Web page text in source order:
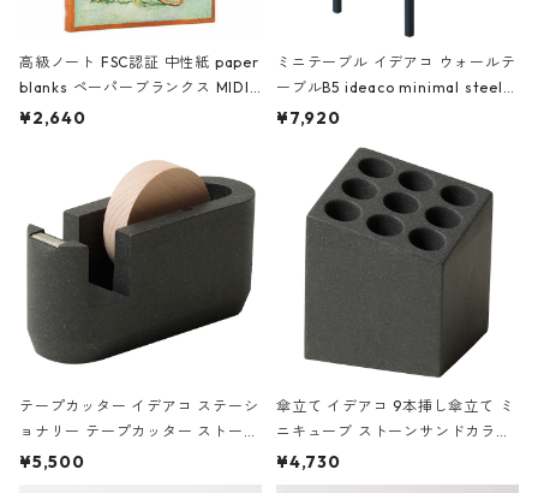
高級ノート FSC認証 中性紙 paper
blanks ペーパーブランクス MIDI
ハードカバー 罫線 ヴァン・ゴッホ
¥2,640
ミニテーブル イデアコ ウォールテ
ーブルB5 ideaco minimal steel f
urniture WALL Table B5 ネイビー
¥7,920
テープカッター イデアコ ステーシ
ョナリー テープカッター ストーン
サンドカラー 石調 ideaco Station
¥5,500
傘立て イデアコ 9本挿し傘立て ミ
ニキューブ ストーンサンドカラー
石調 ideaco Umbrella Stand CUB
E ストーンサンドブラック
¥4,730